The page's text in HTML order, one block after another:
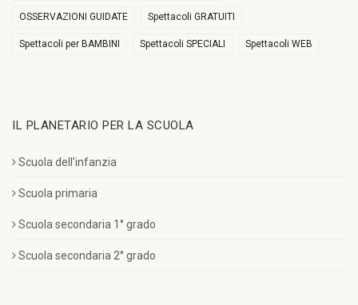
OSSERVAZIONI GUIDATE Spettacoli GRATUITI
Spettacoli per BAMBINI Spettacoli SPECIALI Spettacoli WEB
IL PLANETARIO PER LA SCUOLA
Scuola dell’infanzia
Scuola primaria
Scuola secondaria 1° grado
Scuola secondaria 2° grado